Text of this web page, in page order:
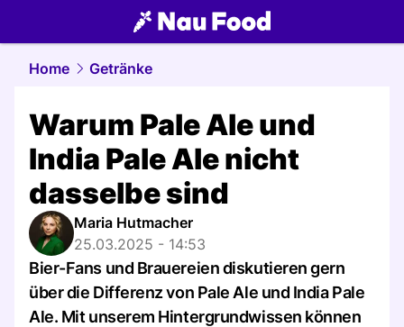
food.NAU.ch
Home Getränke
Warum Pale Ale und
India Pale Ale nicht
dasselbe sind
Maria Hutmacher
25.03.2025 - 14:53
Bier-Fans und Brauereien diskutieren gern
über die Differenz von Pale Ale und India Pale
Ale. Mit unserem Hintergrundwissen können